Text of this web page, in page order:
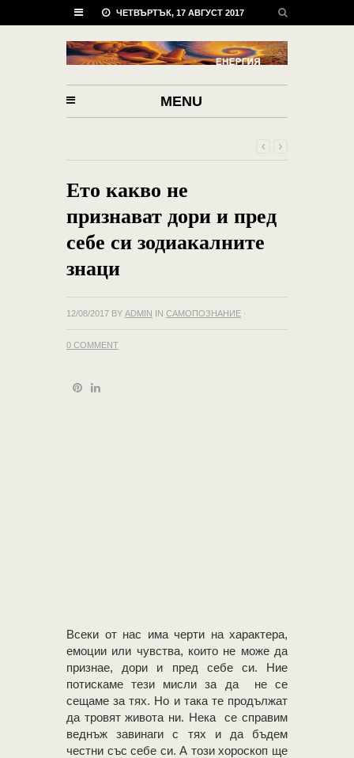
ЧЕТВЪРТЪК, 17 АВГУСТ 2017
MENU
Ето какво не
признават дори и пред
себе си зодиакалните
знаци
12/08/2017 BY ADMIN IN САМОПОЗНАНИЕ ·
0 COMMENT
Всеки от нас има черти на характера,
емоции или чувства, които не може да
признае, дори и пред себе си. Ние
потискаме тези мисли за да не се
сещаме за тях. Но и така те продължат
да тровят живота ни. Нека се справим
веднъж завинаги с тях и да бъдем
честни със себе си. А този хороскоп ще